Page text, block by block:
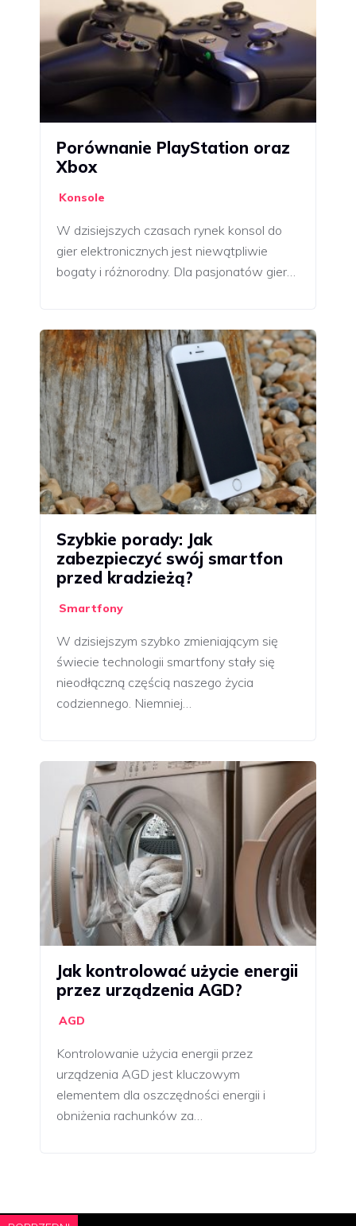
Porównanie PlayStation oraz
Xbox
Konsole
W dzisiejszych czasach rynek konsol do
gier elektronicznych jest niewątpliwie
bogaty i różnorodny. Dla pasjonatów gier…
Szybkie porady: Jak
zabezpieczyć swój smartfon
przed kradzieżą?
Smartfony
W dzisiejszym szybko zmieniającym się
świecie technologii smartfony stały się
nieodłączną częścią naszego życia
codziennego. Niemniej…
Jak kontrolować użycie energii
przez urządzenia AGD?
AGD
Kontrolowanie użycia energii przez
urządzenia AGD jest kluczowym
elementem dla oszczędności energii i
obniżenia rachunków za…